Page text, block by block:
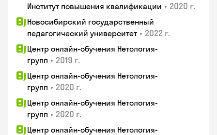
Институт повышения квалификации • 2020 г.
Новосибирский государственный
педагогический университет • 2022 г.
Центр онлайн-обучения Нетология-
групп • 2019 г.
Центр онлайн-обучения Нетология-
групп • 2020 г.
Центр онлайн-обучения Нетология-
групп • 2020 г.
Центр онлайн-обучения Нетология-